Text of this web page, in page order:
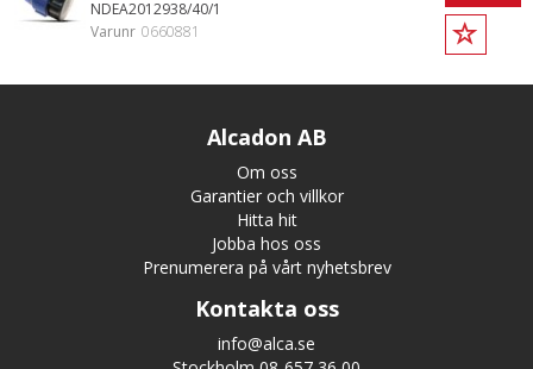
NDEA2012938/40/1
Varunr 0660881
Alcadon AB
Om oss
Garantier och villkor
Hitta hit
Jobba hos oss
Prenumerera på vårt nyhetsbrev
Kontakta oss
info@alca.se